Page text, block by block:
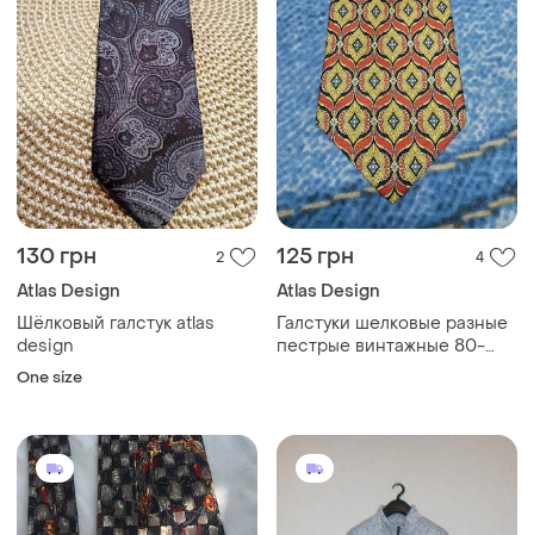
130 грн 2
Atlas Design
Шёлковый галстук atlas
design
One size
125 грн 4
Atlas Design
Галстуки шелковые разные
пестрые винтажные 80-